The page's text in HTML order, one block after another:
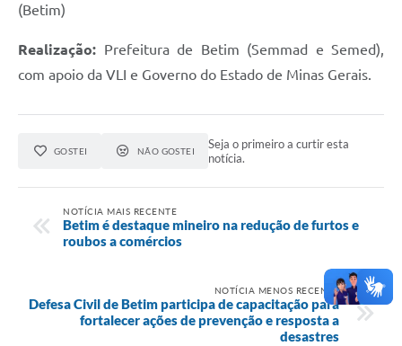
(Betim)
Realização: Prefeitura de Betim (Semmad e Semed),
com apoio da VLI e Governo do Estado de Minas Gerais.
GOSTEI NÃO GOSTEI
Seja o primeiro a curtir esta
notícia.
NOTÍCIA MAIS RECENTE
Betim é destaque mineiro na redução de furtos e
roubos a comércios
NOTÍCIA MENOS RECENTE
Defesa Civil de Betim participa de capacitação para
fortalecer ações de prevenção e resposta a
desastres